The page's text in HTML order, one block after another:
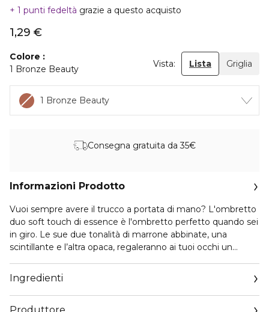
1 punti fedeltà grazie a questo acquisto
1,29 €
Colore
1 Bronze Beauty
Vista: Lista Griglia
1 Bronze Beauty
Consegna gratuita da 35€
Informazioni Prodotto
Vuoi sempre avere il trucco a portata di mano? L'ombretto
duo soft touch di essence è l'ombretto perfetto quando sei
in giro. Le sue due tonalità di marrone abbinate, una
scintillante e l’altra opaca, regaleranno ai tuoi occhi un
L’ombretto crea un risultato perfetto e duraturo e, grazie
alla sua texture morbida, ti permette di sfumare le due
tonalità molto facilmente!
Ingredienti